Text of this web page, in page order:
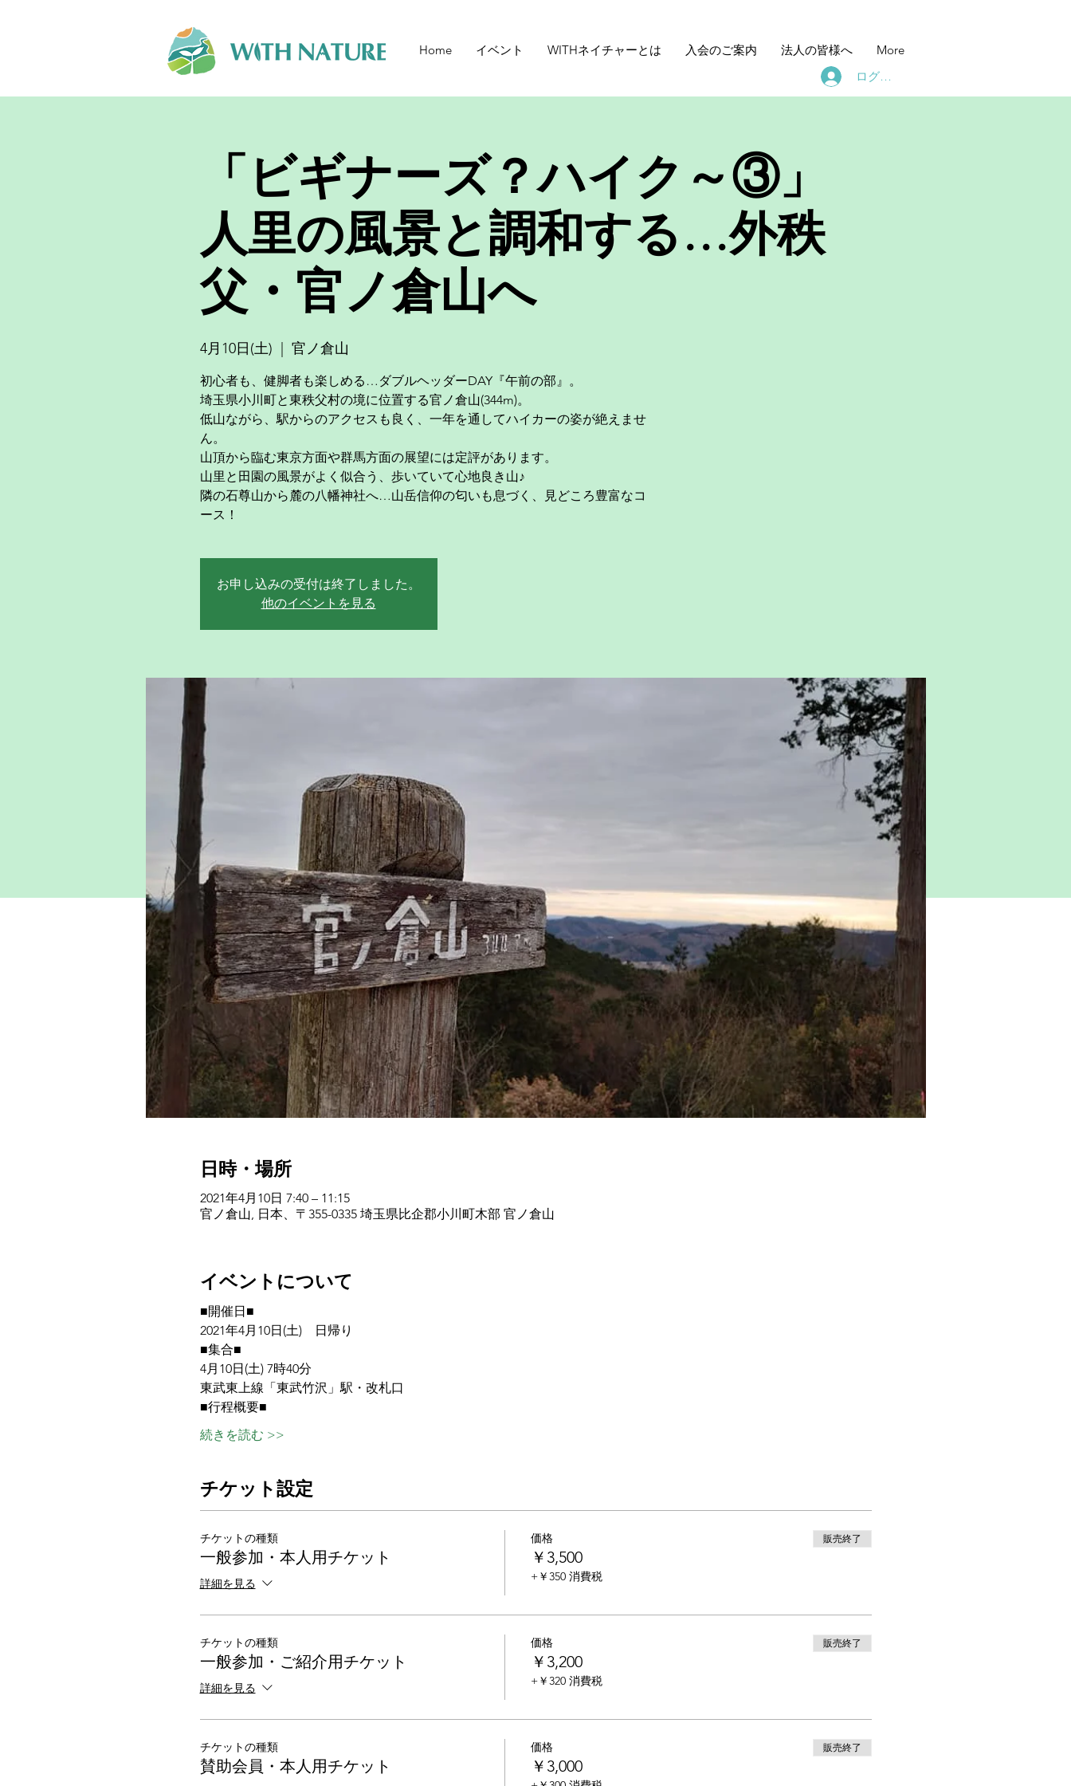
Home イベント WITHネイチャーとは 入会のご案内 法人の皆様へ
More
ログイン
「ビギナーズ？ハイク～③」
人里の風景と調和する…外秩
父・官ノ倉山へ
4月10日(土) 官ノ倉山
初心者も、健脚者も楽しめる…ダブルヘッダーDAY『午前の部』。
埼玉県小川町と東秩父村の境に位置する官ノ倉山(344m)。
低山ながら、駅からのアクセスも良く、一年を通してハイカーの姿が絶えませ
ん。
山頂から臨む東京方面や群馬方面の展望には定評があります。
山里と田園の風景がよく似合う、歩いていて心地良き山♪
隣の石尊山から麓の八幡神社へ…山岳信仰の匂いも息づく、見どころ豊富なコ
ース！
お申し込みの受付は終了しました。
他のイベントを見る
日時・場所
2021年4月10日 7:40 – 11:15
官ノ倉山, 日本、〒355-0335 埼玉県比企郡小川町木部 官ノ倉山
イベントについて
■開催日■
2021年4月10日(土)　日帰り
■集合■
4月10日(土) 7時40分
東武東上線「東武竹沢」駅・改札口
■行程概要■
続きを読む >>
チケット設定
チケットの種類
一般参加・本人用チケット
詳細を見る
価格
￥3,500
+￥350 消費税
販売終了
チケットの種類
一般参加・ご紹介用チケット
詳細を見る
価格
￥3,200
+￥320 消費税
販売終了
チケットの種類
賛助会員・本人用チケット
価格
￥3,000
販売終了